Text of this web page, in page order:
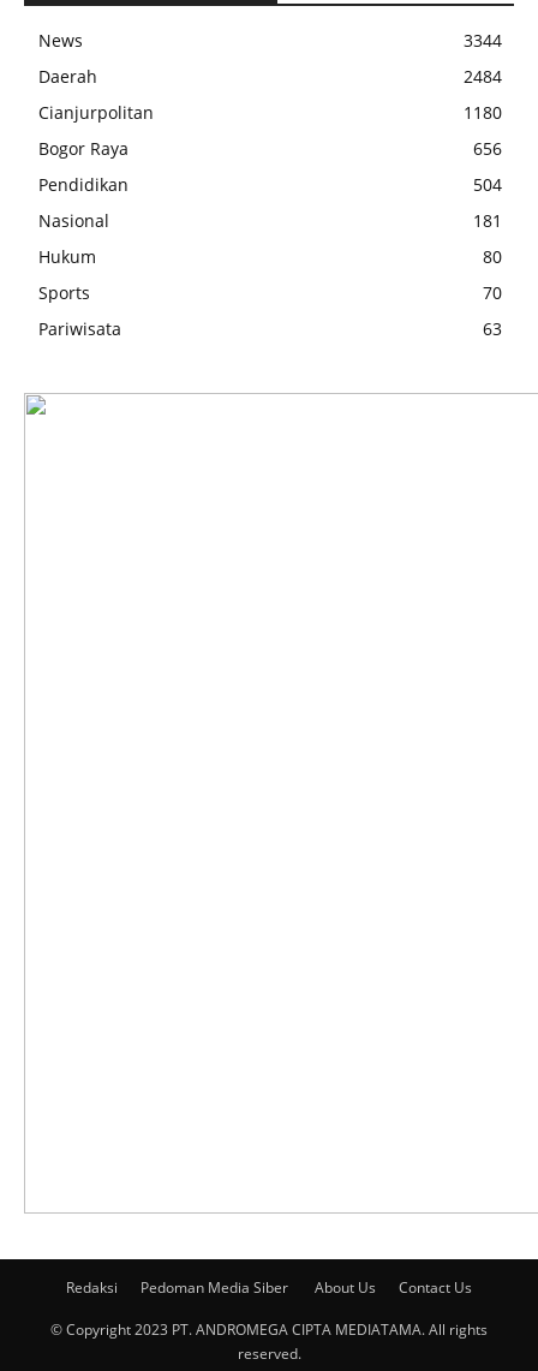
News
3344
Daerah
2484
Cianjurpolitan
1180
Bogor Raya
656
Pendidikan
504
Nasional
181
Hukum
80
Sports
70
Pariwisata
63
Redaksi Pedoman Media Siber About Us Contact Us
© Copyright 2023 PT. ANDROMEGA CIPTA MEDIATAMA. All rights
reserved.